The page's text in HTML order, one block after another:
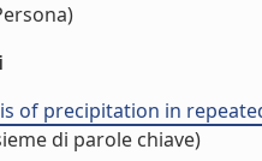
of precipitation in
di parole chiave)